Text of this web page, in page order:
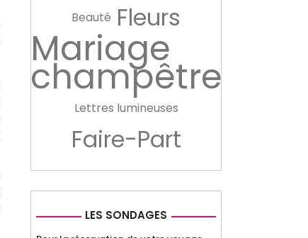
Beauté Fleurs
Mariage
champêtre
Lettres lumineuses
Faire-Part
LES SONDAGES